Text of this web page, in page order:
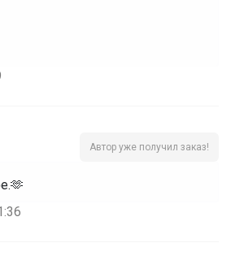
Автор уже получил заказ!